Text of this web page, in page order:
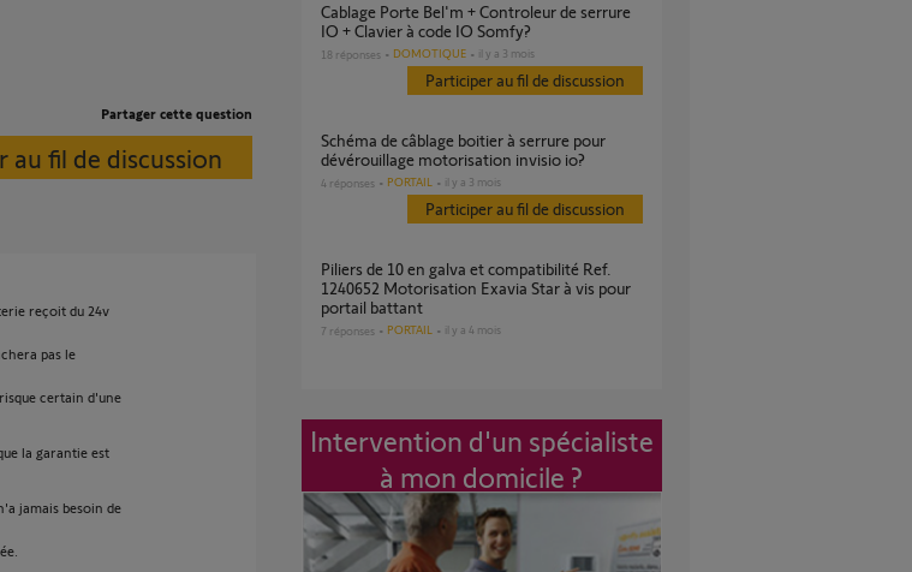
Partager cette question
au fil de discussion
reçoit du 24v
pas le
certain d'une
la garantie est
jamais besoin de
Cablage Porte Bel'm + Controleur de serrure
IO + Clavier à code IO Somfy?
18 réponses DOMOTIQUE il y a 3 mois
Participer au fil de discussion
Schéma de câblage boitier à serrure pour
dévérouillage motorisation invisio io?
4 réponses PORTAIL il y a 3 mois
Participer au fil de discussion
Piliers de 10 en galva et compatibilité Ref.
1240652 Motorisation Exavia Star à vis pour
portail battant
7 réponses PORTAIL il y a 4 mois
Intervention d'un spécialiste
à mon domicile ?